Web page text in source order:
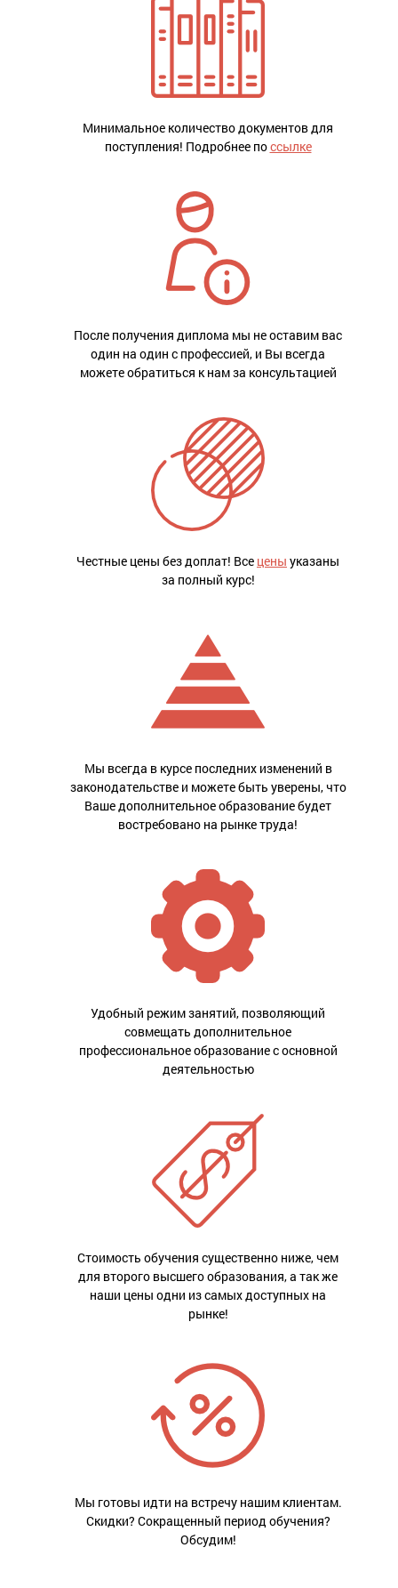
Минимальное количество документов для
поступления! Подробнее поссылке
После получения диплома мы не оставим вас
один на один с профессией, и Вы всегда
можете обратиться к нам за консультацией
Честные цены без доплат! Все цены указаны
за полный курс!
Мы всегда в курсе последних изменений в
законодательстве и можете быть уверены, что
Ваше дополнительное образование будет
востребовано на рынке труда!
Удобный режим занятий, позволяющий
совмещать дополнительное
профессиональное образование с основной
деятельностью
Стоимость обучения существенно ниже, чем
для второго высшего образования, а так же
наши цены одни из самых доступных на
рынке!
Мы готовы идти на встречу нашим клиентам.
Скидки? Сокращенный период обучения?
Обсудим!